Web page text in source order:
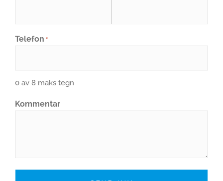
Telefon *
0 av 8 maks tegn
Kommentar